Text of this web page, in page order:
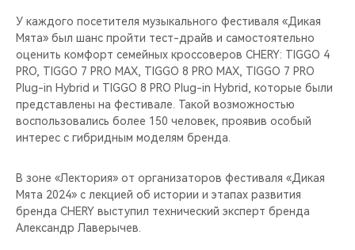
У каждого посетителя музыкального фестиваля «Дикая
Мята» был шанс пройти тест-драйв и самостоятельно
оценить комфорт семейных кроссоверов CHERY: TIGGO 4
PRO, TIGGO 7 PRO MAX, TIGGO 8 PRO MAX, TIGGO 7 PRO
Plug-in Hybrid и TIGGO 8 PRO Plug-in Hybrid, которые были
представлены на фестивале. Такой возможностью
воспользовались более 150 человек, проявив особый
интерес с гибридным моделям бренда.
В зоне «Лектория» от организаторов фестиваля «Дикая
Мята 2024» с лекцией об истории и этапах развития
бренда CHERY выступил технический эксперт бренда
Александр Лаверычев.